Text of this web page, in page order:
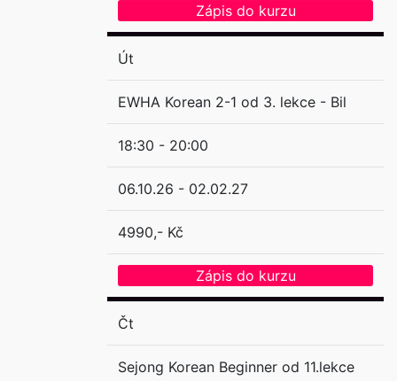
Zápis do kurzu
Út
EWHA Korean 2-1 od 3. lekce - Bil
18:30 - 20:00
06.10.26 - 02.02.27
4990,- Kč
Zápis do kurzu
Čt
Sejong Korean Beginner od 11.lekce